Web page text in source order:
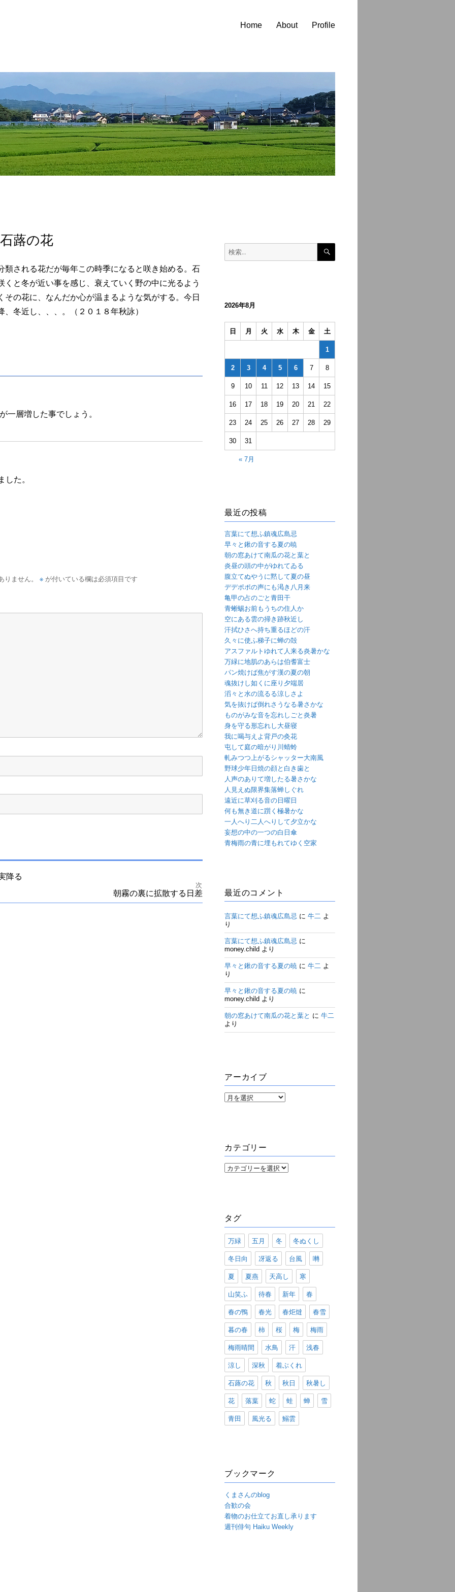
Home About Profile
蕗の花
類される花だが毎年この時季になると咲き始める。石
くと冬が近い事を感じ、衰えていく野の中に光るよう
その花に、なんだか心が温まるような気がする。今日
、冬近し、、、。（２０１８年秋詠）
一層増した事でしょう。
した。
ません。 ※が付いている欄は必須項目です
降る
次
朝霧の裏に拡散する日差
検
検
2026年8月
日 月 火 水 木 金 土
1
2 3 4 5 6 7 8
9 10 11 12 13 14 15
16 17 18 19 20 21 22
23 24 25 26 27 28 29
30 31
« 7月
最近の投稿
言葉にて想ふ鎮魂広島忌
早々と鍬の音する夏の暁
朝の窓あけて南瓜の花と葉と
炎昼の頭の中がゆれてゐる
腹立てぬやうに黙して夏の昼
デデポポの声にも渇き八月来
亀甲の占のごと青田干
青蜥蜴お前もうちの住人か
空にある雲の掃き跡秋近し
汗拭ひさへ持ち重るほどの汗
久々に使ふ梯子に蝉の殻
アスファルトゆれて人来る炎暑かな
万緑に地肌のあらは伯耆富士
パン焼けば焦がす漢の夏の朝
魂抜けし如くに座り夕端居
滔々と水の流るる涼しさよ
気を抜けば倒れさうなる暑さかな
ものがみな音を忘れしごと炎暑
身を守る形忘れし大昼寝
我に喝与えよ背戸の灸花
屯して庭の暗がり川蜻蛉
軋みつつ上がるシャッター大南風
野球少年日焼の顔と白き歯と
人声のありて増したる暑さかな
人見えぬ限界集落蝉しぐれ
遠近に草刈る音の日曜日
何も無き道に躓く極暑かな
一人へり二人へりして夕立かな
妄想の中の一つの白日傘
青梅雨の青に埋もれてゆく空家
最近のコメント
言葉にて想ふ鎮魂広島忌 に牛二 よ
り
言葉にて想ふ鎮魂広島忌 に
money.child より
早々と鍬の音する夏の暁 に牛二 よ
り
早々と鍬の音する夏の暁 に
money.child より
朝の窓あけて南瓜の花と葉と に牛二
より
アーカイブ
ア
カテゴリー
カ
タグ
万緑 五月 冬 冬ぬくし
冬日向 冴返る 台風 囀
夏 夏燕 天高し 寒
山笑ふ 待春 新年 春
春の鴨 春光 春炬燵 春雪
暮の春 柿 桜 梅 梅雨
梅雨晴間 水鳥 汗 浅春
涼し 深秋 着ぶくれ
石蕗の花 秋 秋日 秋暑し
花 落葉 蛇 蛙 蝉 雪
青田 風光る 鰯雲
ブックマーク
くまさんのblog
合歓の会
着物のお仕立てお直し承ります
週刊俳句 Haiku Weekly